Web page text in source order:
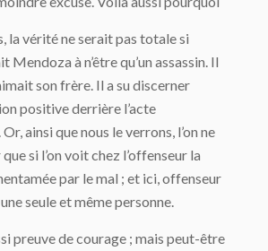
la vérité ne serait pas totale si
Mendoza à n’être qu’un assassin. Il
son frère. Il a su discerner
positive derrière l’acte
ainsi que nous le verrons, l’on ne
si l’on voit chez l’offenseur la
par le mal ; et ici, offenseur
seule et même personne.
preuve de courage ; mais peut-être